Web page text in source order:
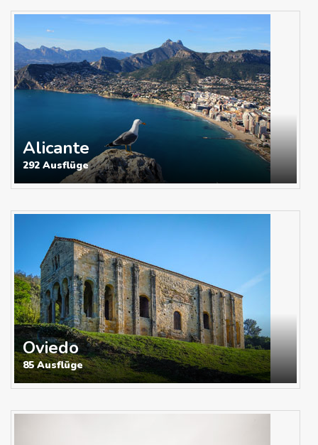
Alicante
292 Ausflüge
Oviedo
85 Ausflüge